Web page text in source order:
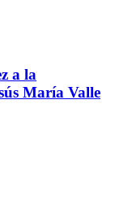
a la
María Valle